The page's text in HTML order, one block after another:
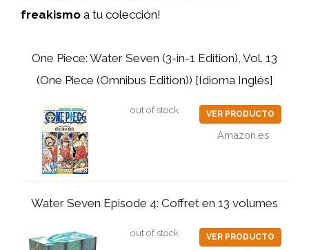
freakismo a tu colección!
One Piece: Water Seven (3-in-1 Edition), Vol. 13
(One Piece (Omnibus Edition)) [Idioma Inglés]
out of stock VER PRODUCTO
Amazon.es
Water Seven Episode 4: Coffret en 13 volumes
out of stock VER PRODUCTO